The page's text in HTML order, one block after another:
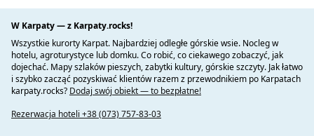
W Karpaty — z Karpaty.rocks!
Wszystkie kurorty Karpat. Najbardziej odległe górskie wsie. Nocleg w
hotelu, agroturystyce lub domku. Co robić, co ciekawego zobaczyć, jak
dojechać. Mapy szlaków pieszych, zabytki kultury, górskie szczyty. Jak łatwo
i szybko zacząć pozyskiwać klientów razem z przewodnikiem po Karpatach
karpaty.rocks? Dodaj swój obiekt — to bezpłatne!
Rezerwacja hoteli +38 (073) 757-83-03